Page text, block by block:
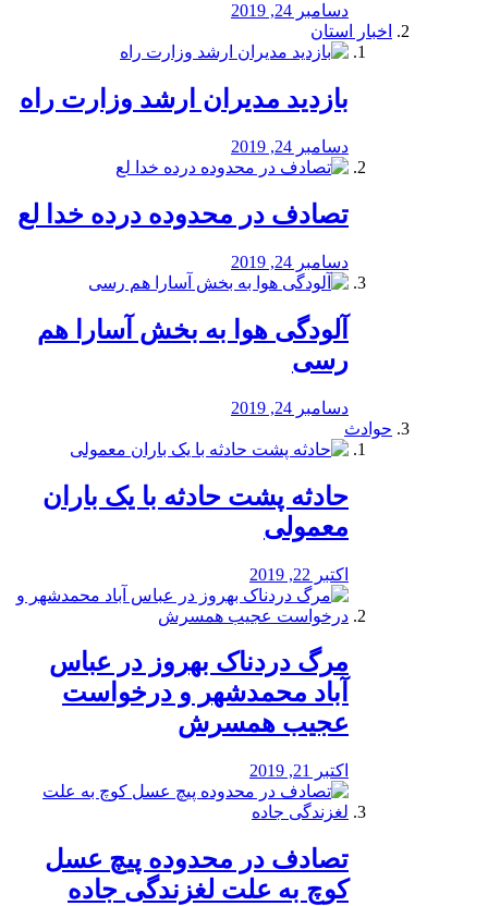
دسامبر 24, 2019
اخبار استان
بازدید مدیران ارشد وزارت راه
دسامبر 24, 2019
تصادف در محدوده درده خدا لع
دسامبر 24, 2019
آلودگی هوا به بخش آسارا هم
رسی
دسامبر 24, 2019
حوادث
️حادثه پشت حادثه با یک باران
معمولی
اکتبر 22, 2019
مرگ دردناک بهروز در عباس
آباد محمدشهر و درخواست
عجیب همسرش
اکتبر 21, 2019
تصادف در محدوده پیچ عسل
کوچ به علت لغزندگی جاده